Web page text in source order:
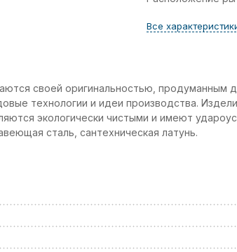
Все
своей оригинальностью, продуманным
технологии и идеи производства.
экологически чистыми и имеют
сталь, сантехническая латунь.